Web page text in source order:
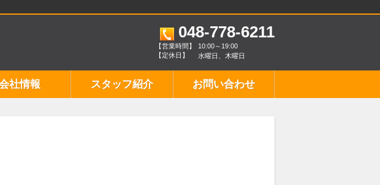
048-778-6211
【営業時間】
10:00～19:00
【定休日】
水曜日、木曜日
社情報 スタッフ紹介 お問い合わせ